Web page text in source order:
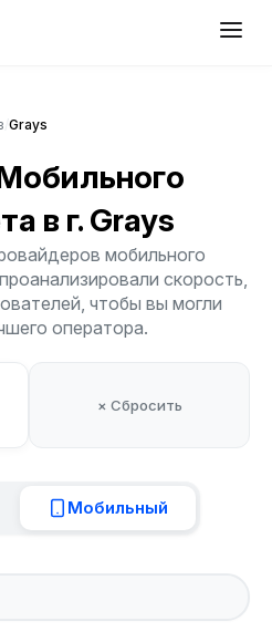
Grays
в г. Grays
мобильного
скорость,
чтобы вы могли
оператора.
× Сбросить
Мобильный